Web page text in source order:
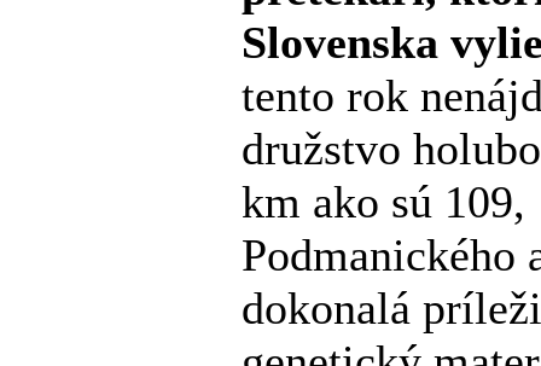
Slovenska
tento rok
družstvo
km ako sú 109,
Podmanického
dokonalá